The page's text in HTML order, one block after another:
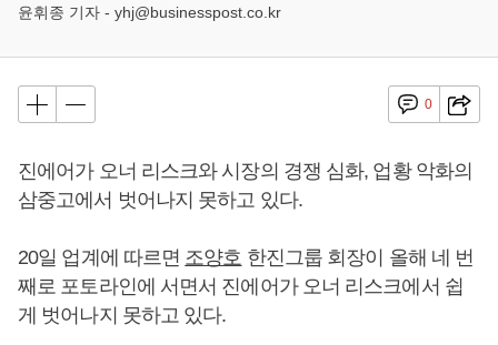
윤휘종 기자 - yhj@businesspost.co.kr
0
진에어가 오너 리스크와 시장의 경쟁 심화, 업황 악화의
삼중고에서 벗어나지 못하고 있다.
20일 업계에 따르면 조양호 한진그룹 회장이 올해 네 번
째로 포토라인에 서면서 진에어가 오너 리스크에서 쉽
게 벗어나지 못하고 있다.